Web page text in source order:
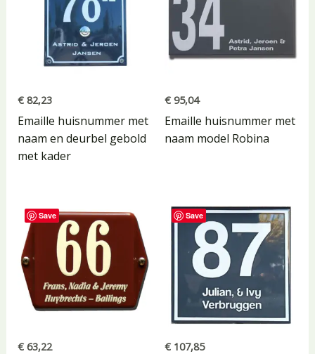
€82,23
Emaille huisnummer met
naam en deurbel gebold
met kader
€ 95,04
Emaille huisnummer met
naam model Robina
Save
€63,22
Save
€ 107,85